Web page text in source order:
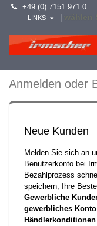
+49 (0) 7151 971 0
LINKS
Anmelden oder
Neue Kunden
Melden Sie sich an
Benutzerkonto bei
Bezahlprozess
speichern, Ihre
Gewerbliche
gewerbliches